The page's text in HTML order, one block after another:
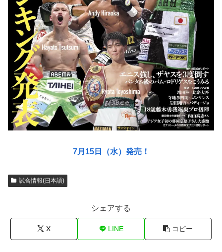
7月15日（水）発売！
試合情報(日本語)
シェアする
X LINE コピー